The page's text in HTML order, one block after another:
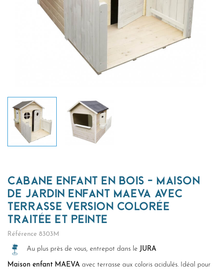
CABANE ENFANT EN BOIS - MAISON
DE JARDIN ENFANT MAEVA AVEC
TERRASSE VERSION COLORÉE
TRAITÉE ET PEINTE
Référence 8303M
Au plus près de vous, entrepot dans le JURA
Maison enfant MAEVA avec terrasse aux coloris acidulés. Idéal pour